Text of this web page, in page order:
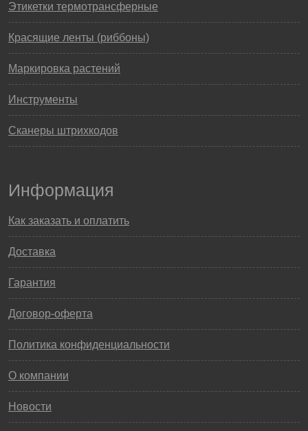
Этикетки термотрансферные
Красящие ленты (риббоны)
Маркировка растений
Инструменты
Сканеры штрихкодов
Информация
Как заказать и оплатить
Доставка
Гарантия
Договор-оферта
Политика конфиденциальности
О компании
Новости